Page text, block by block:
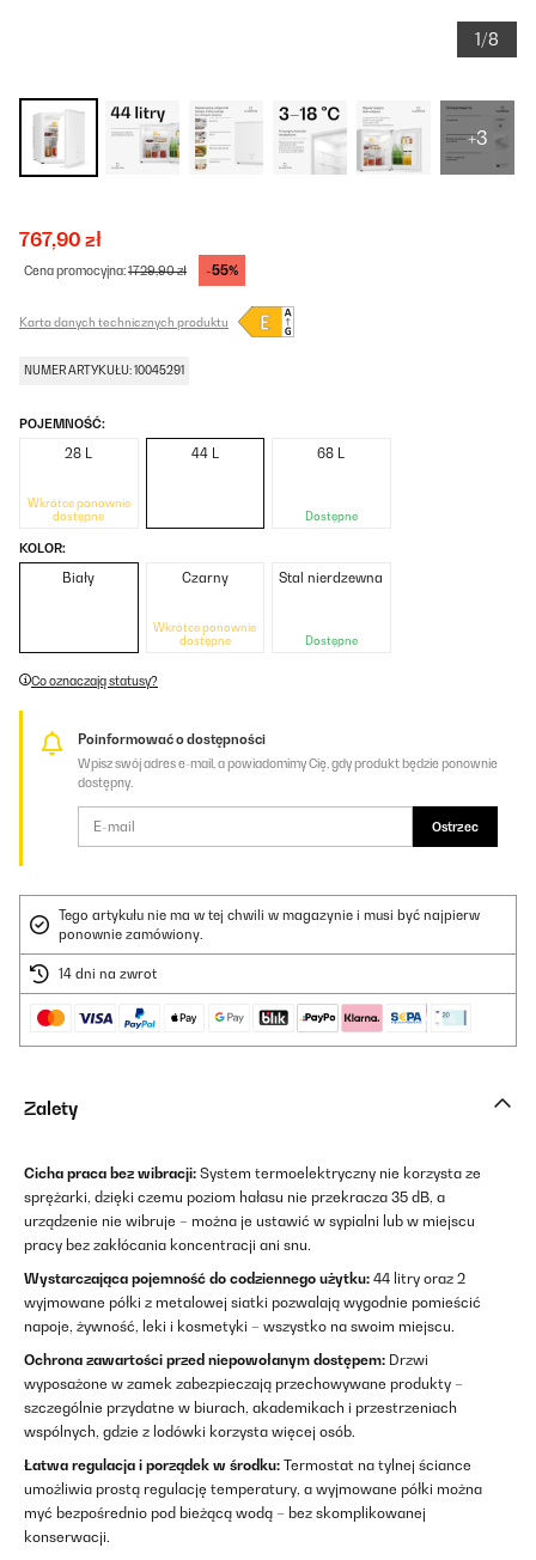
1/8
+3
767,90 zł
Cena promocyjna:1729,90 zł -55%
Karta danych technicznych produktu
NUMER ARTYKUŁU: 10045291
POJEMNOŚĆ:
28 L
Wkrótce ponownie
dostępne
44 L 68 L
Dostępne
KOLOR:
Biały Czarny
Wkrótce ponownie
dostępne
Stal nierdzewna
Dostępne
Co oznaczają statusy?
Poinformować o dostępności
Wpisz swój adres e-mail, a powiadomimy Cię, gdy produkt będzie ponownie
dostępny.
Ostrzec
Tego artykułu nie ma w tej chwili w magazynie i musi być najpierw
ponownie zamówiony.
14 dni na zwrot
Zalety
Cicha praca bez wibracji: System termoelektryczny nie korzysta ze
sprężarki, dzięki czemu poziom hałasu nie przekracza 35 dB, a
urządzenie nie wibruje – można je ustawić w sypialni lub w miejscu
pracy bez zakłócania koncentracji ani snu.
Wystarczająca pojemność do codziennego użytku: 44 litry oraz 2
wyjmowane półki z metalowej siatki pozwalają wygodnie pomieścić
napoje, żywność, leki i kosmetyki – wszystko na swoim miejscu.
Ochrona zawartości przed niepowołanym dostępem: Drzwi
wyposażone w zamek zabezpieczają przechowywane produkty –
szczególnie przydatne w biurach, akademikach i przestrzeniach
wspólnych, gdzie z lodówki korzysta więcej osób.
Łatwa regulacja i porządek w środku: Termostat na tylnej ściance
umożliwia prostą regulację temperatury, a wyjmowane półki można
myć bezpośrednio pod bieżącą wodą – bez skomplikowanej
konserwacji.